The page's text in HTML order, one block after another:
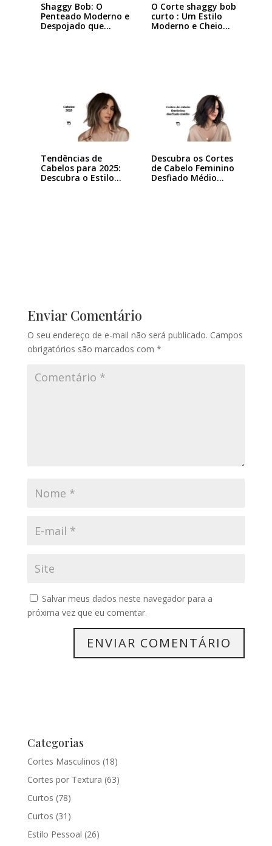
Shaggy Bob: O
Penteado Moderno e
Despojado que
O Corte shaggy bob
curto : Um Estilo
Moderno e Cheio…
Tendências de
Cabelos para 2025:
Descubra o Estilo…
Descubra os Cortes
de Cabelo Feminino
Desfiado Médio…
Enviar Comentário
O seu endereço de e-mail não será publicado. Campos
obrigatórios são marcados com *
Salvar meus dados neste navegador para a
próxima vez que eu comentar.
Categorias
Cortes Masculinos (18)
Cortes por Textura (63)
Curtos (78)
Curtos (31)
Estilo Pessoal (26)